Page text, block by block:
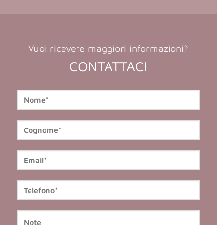
Vuoi ricevere maggiori informazioni?
CONTATTACI